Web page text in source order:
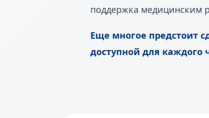
поддержка медицинским
Еще многое предстоит
доступной для каждого